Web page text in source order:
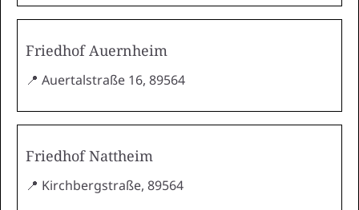
Friedhof Auernheim
📍 Auertalstraße 16, 89564
Friedhof Nattheim
📍 Kirchbergstraße, 89564